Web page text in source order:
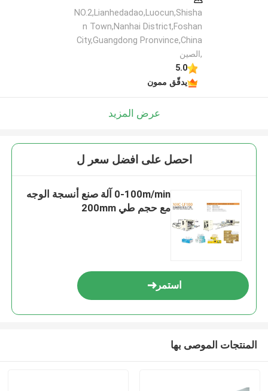
NO.2,Lianhedadao,Luocun,Shisha
n Town,Nanhai District,Foshan
City,Guangdong Pronvince,China
,الصين
5.0
يدقّق ممون
عرض المزيد
احصل على افضل سعر ل
0-100m/min آلة صنع أنسجة الوجه
مع حجم طي 200mm
استمر
المنتجات الموصى بها